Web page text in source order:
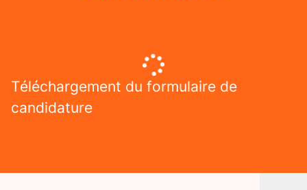
Téléchargement du formulaire de
candidature